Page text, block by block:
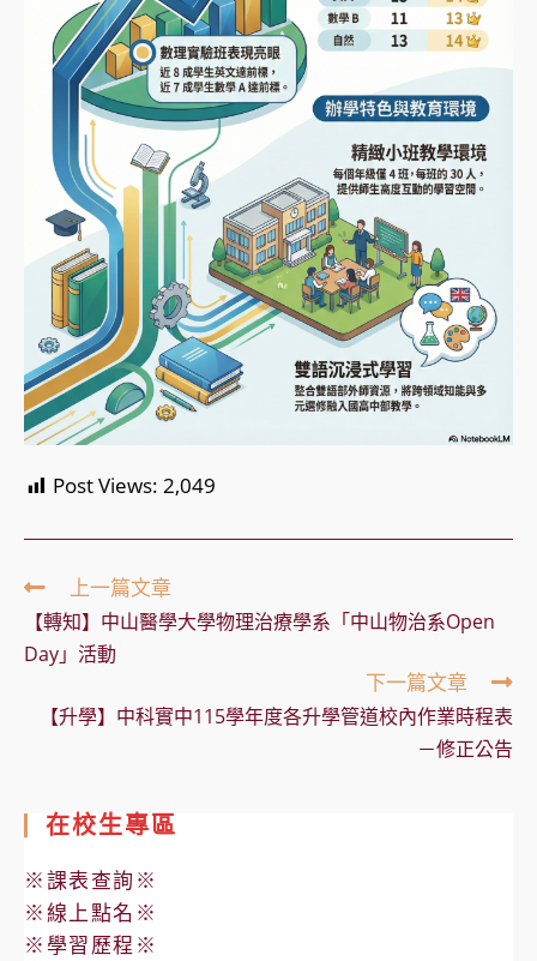
Post Views: 2,049
Read
more
articles
上一篇文章
【轉知】中山醫學大學物理治療學系「中山物治系Open
Day」活動
下一篇文章
【升學】中科實中115學年度各升學管道校內作業時程表
－修正公告
在校生專區
※課表查詢※
※線上點名※
※學習歷程※